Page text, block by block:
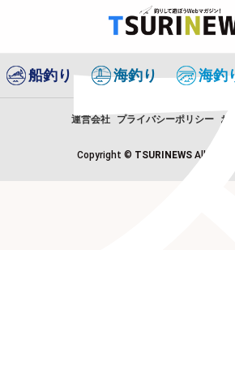
船釣り 海釣り 海釣
運営会社 プライバシーポリシー お
Copyright © TSURINEWS All